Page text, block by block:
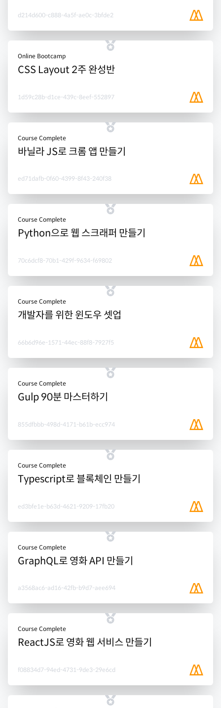
d214d600-c888-4a5f-ae0c-3bfde2
Online Bootcamp
CSS Layout 2주 완성반
1d59c28b-d1ce-439c-8eef-552897
Course Complete
바닐라 JS로 크롬 앱 만들기
ed71dafb-0f60-4399-8f43-240f38
Course Complete
Python으로 웹 스크래퍼 만들기
70c6dcf8-70b1-429f-9634-f69802
Course Complete
개발자를 위한 윈도우 셋업
66b6d96e-1571-44ec-88f8-7927f5
Course Complete
Gulp 90분 마스터하기
855dfbbb-498d-4171-b61b-ecc974
Course Complete
Typescript로 블록체인 만들기
ed3bfe1e-b63d-4621-9209-17fb20
Course Complete
GraphQL로 영화 API 만들기
a3568ac6-ad16-42fb-b9d7-aee694
Course Complete
ReactJS로 영화 웹 서비스 만들기
f08834d7-94ed-4731-9de3-29e6cd